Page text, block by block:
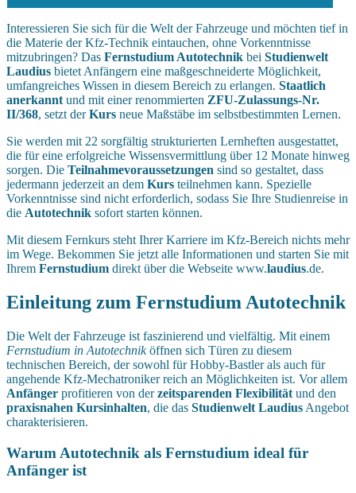
Interessieren Sie sich für die Welt der Fahrzeuge und möchten tief in
die Materie der Kfz-Technik eintauchen, ohne Vorkenntnisse
mitzubringen? Das Fernstudium Autotechnik bei Studienwelt
Laudius bietet Anfängern eine maßgeschneiderte Möglichkeit,
umfangreiches Wissen in diesem Bereich zu erlangen. Staatlich
anerkannt und mit einer renommierten ZFU-Zulassungs-Nr.
II/368, setzt derKurs neue Maßstäbe im selbstbestimmten Lernen.
Sie werden mit 22 sorgfältig strukturierten Lernheften ausgestattet,
die für eine erfolgreiche Wissensvermittlung über 12 Monate hinweg
sorgen. Die Teilnahmevoraussetzungen sind so gestaltet, dass
jedermann jederzeit an dem Kurs teilnehmen kann. Spezielle
Vorkenntnisse sind nicht erforderlich, sodass Sie Ihre Studienreise in
die Autotechnik sofort starten können.
Mit diesem Fernkurs steht Ihrer Karriere im Kfz-Bereich nichts mehr
im Wege. Bekommen Sie jetzt alle Informationen und starten Sie mit
Ihrem Fernstudium direkt über die Webseite www.laudius.de.
Einleitung zum Fernstudium Autotechnik
Die Welt der Fahrzeuge ist faszinierend und vielfältig. Mit einem
Fernstudium in Autotechniköffnen sich Türen zu diesem
technischen Bereich, der sowohl für Hobby-Bastler als auch für
angehende Kfz-Mechatroniker reich an Möglichkeiten ist. Vor allem
Anfänger profitieren von derzeitsparenden Flexibilität und den
praxisnahen Kursinhalten, die das Studienwelt Laudius Angebot
charakterisieren.
Warum Autotechnik als Fernstudium ideal für
Anfänger ist